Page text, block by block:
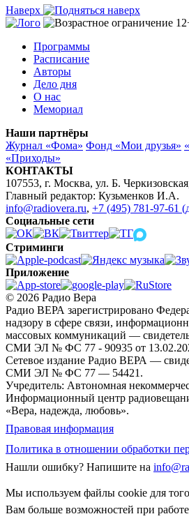
Наверх
Программы
Расписание
Авторы
Дело дня
О нас
Мемориал
Наши партнёры
Журнал «Фома» Фонд «Мои друзья»
«Приходы»
КОНТАКТЫ
107553, г. Москва, ул. Б.
Главный редактор: Кузьменков И.А.
info@radiovera.ru, +7 (495) 781-97-61
Социальные сети
Стриминги
Приложение
© 2026 Радио Вера
Радио ВЕРА зарегистрировано
надзору в сфере связи,
массовых коммуникаций —
СМИ ЭЛ № ФС 77 - 90935 от
Сетевое издание Радио ВЕРА —
СМИ ЭЛ № ФС 77 — 54421.
Учредитель: Автономная
Информационный центр
«Вера, надежда, любовь».
Правовая информация
Политика в отношении обработки
Нашли ошибку? Напишите на
Мы используем файлы cookie для
Вам больше возможностей при